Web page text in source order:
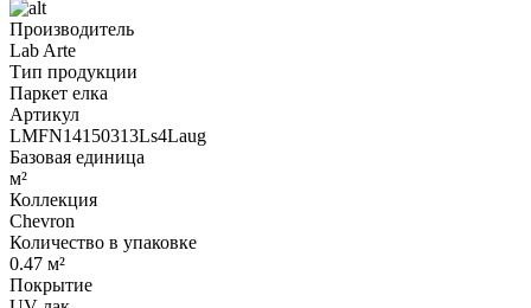
Производитель
Lab Arte
Тип продукции
Паркет елка
Артикул
LMFN14150313Ls4Laug
Базовая единица
м²
Коллекция
Chevron
Количество в упаковке
0.47 м²
Покрытие